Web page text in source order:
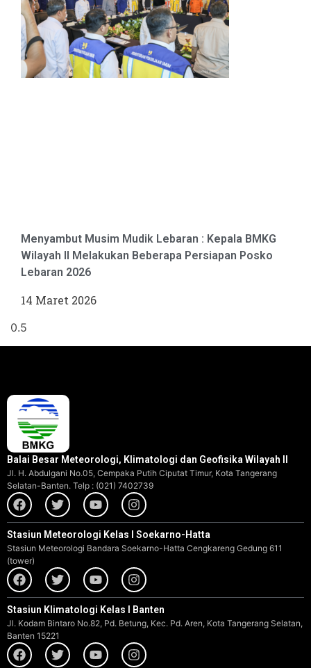
Menyambut Musim Mudik Lebaran : Kepala BMKG
Wilayah II Melakukan Beberapa Persiapan Posko
Lebaran 2026
14 Maret 2026
Balai Besar Meteorologi, Klimatologi dan Geofisika Wilayah II
Jl. H. Abdulgani No.05, Cempaka Putih Ciputat Timur, Kota Tangerang
Selatan-Banten. Telp : (021) 7402739
Stasiun Meteorologi Kelas I Soekarno-Hatta
Stasiun Meteorologi Bandara Soekarno-Hatta Cengkareng Gedung 611
(tower)
Stasiun Klimatologi Kelas I Banten
Jl. Kodam Bintaro No.82, Pd. Betung, Kec. Pd. Aren, Kota Tangerang Selatan,
Banten 15221